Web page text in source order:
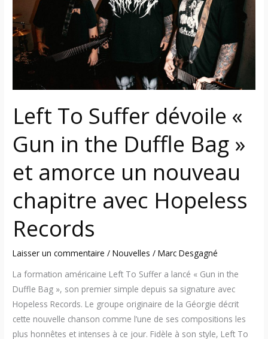
Left To Suffer dévoile «
Gun in the Duffle Bag »
et amorce un nouveau
chapitre avec Hopeless
Records
Laisser un commentaire /Nouvelles /Marc Desgagné
La formation américaine Left To Suffer a lancé « Gun in the
Duffle Bag », son premier simple depuis sa signature avec
Hopeless Records. Le groupe originaire de la Géorgie décrit
cette nouvelle chanson comme l’une de ses compositions les
plus honnêtes et intenses à ce jour. Fidèle à son style, Left To
Gun
in
the
Duffle
»
et
amorce
un
nouveau
chapitre
avec
Hopeless